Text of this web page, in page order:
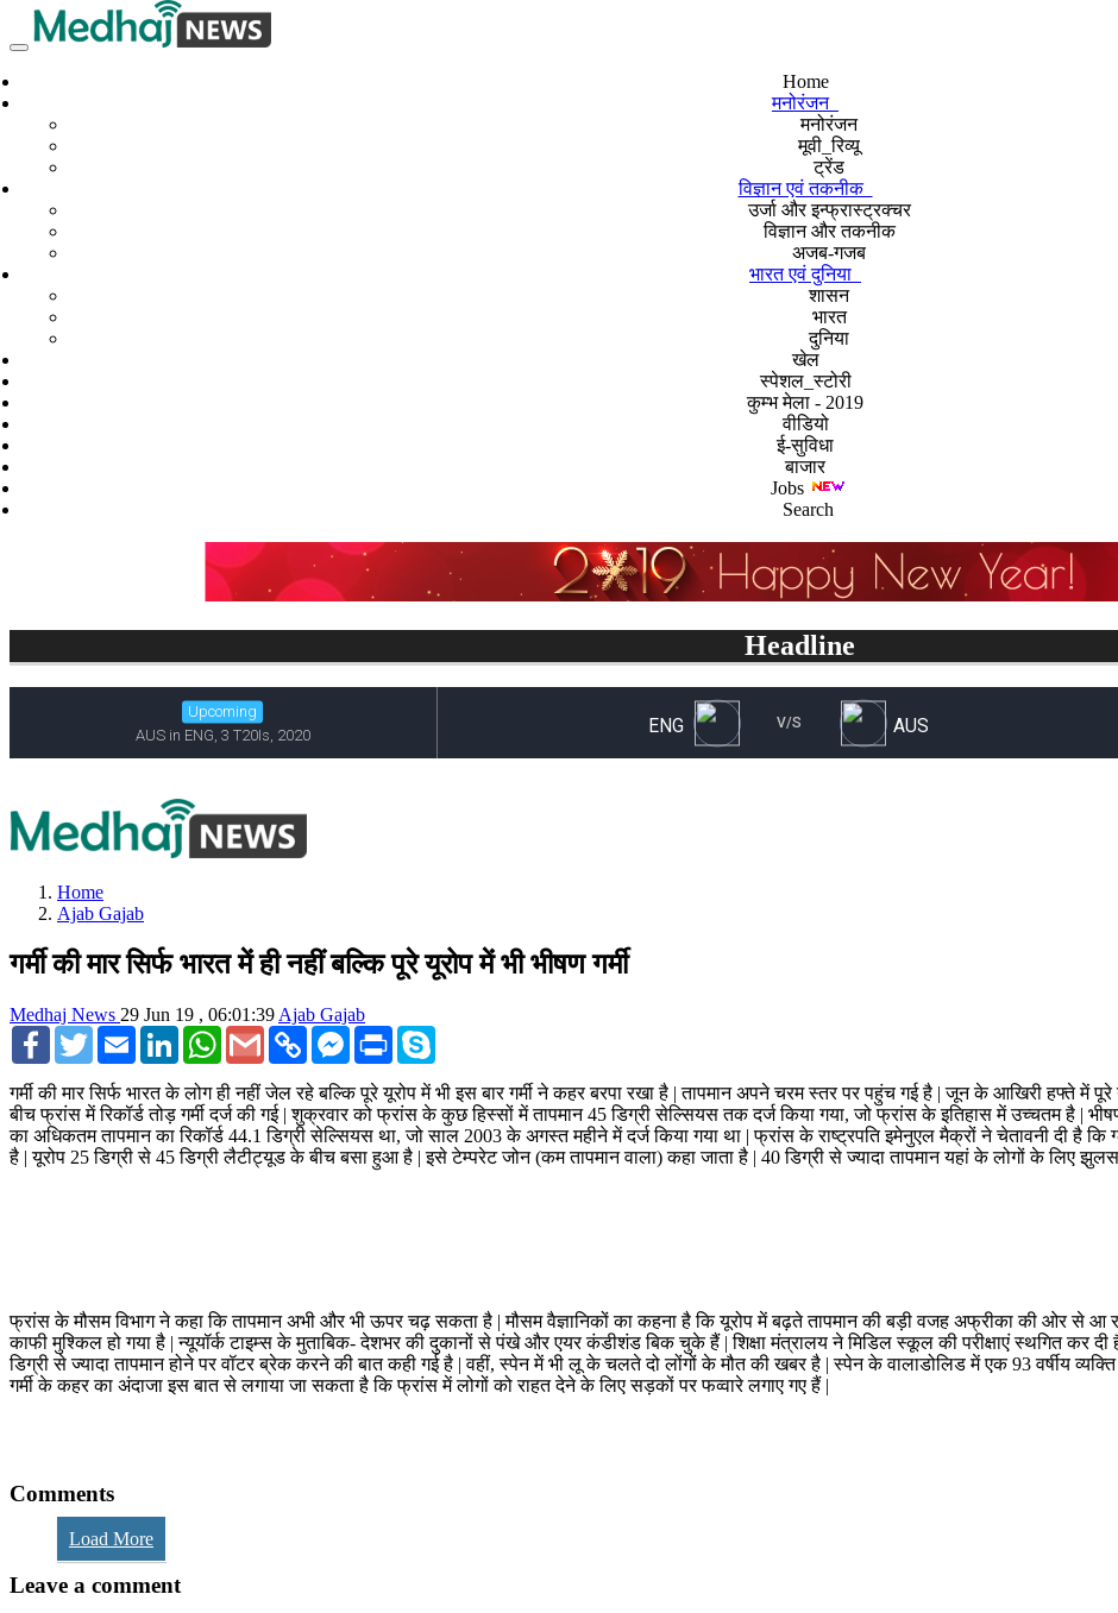
Home
मनोरंजन
मनोरंजन
मूवी_रिव्यू
ट्रेंड
विज्ञान एवं तकनीक
उर्जा और इन्फ्रास्ट्रक्चर
विज्ञान और तकनीक
अजब-गजब
भारत एवं दुनिया
शासन
भारत
दुनिया
खेल
स्पेशल_स्टोरी
कुम्भ मेला - 2019
वीडियो
ई-सुविधा
बाजार
Jobs
Search
Headline
Home
Ajab Gajab
गर्मी की मार सिर्फ भारत में ही नहीं बल्कि पूरे यूरोप में भी भीषण गर्मी
Medhaj News 29 Jun 19 , 06:01:39 Ajab Gajab
Facebook
TwitterEmail LinkedInWhatsApp
Gmail Copy
Link
Facebook
Messenger
Print
गर्मी की मार सिर्फ भारत के लोग ही नहीं जेल रहे बल्कि पूरे यूरोप में भी इस बार गर्मी ने कहर बरपा रखा है | तापमान अपने चरम स्तर पर पहुंच गई है | जून के आखिरी हफ्ते
बीच फ्रांस में रिकॉर्ड तोड़ गर्मी दर्ज की गई | शुक्रवार को फ्रांस के कुछ हिस्सों में तापमान 45 डिग्री सेल्सियस तक दर्ज किया गया, जो फ्रांस के इतिहास में उच्चतम है |
का अधिकतम तापमान का रिकॉर्ड 44.1 डिग्री सेल्सियस था, जो साल 2003 के अगस्त महीने में दर्ज किया गया था | फ्रांस के राष्ट्रपति इमेनुएल मैक्रों ने चेतावनी दी है कि
है | यूरोप 25 डिग्री से 45 डिग्री लैटीट्यूड के बीच बसा हुआ है | इसे टेम्परेट जोन (कम तापमान वाला) कहा जाता है | 40 डिग्री से ज्यादा तापमान यहां के लोगों के लिए
फ्रांस के मौसम विभाग ने कहा कि तापमान अभी और भी ऊपर चढ़ सकता है | मौसम वैज्ञानिकों का कहना है कि यूरोप में बढ़ते तापमान की बड़ी वजह अफ्रीका की ओर से आ
काफी मुश्किल हो गया है | न्यूयॉर्क टाइम्स के मुताबिक- देशभर की दुकानों से पंखे और एयर कंडीशंड बिक चुके हैं | शिक्षा मंत्रालय ने मिडिल स्कूल की परीक्षाएं स्थगित कर
डिग्री से ज्यादा तापमान होने पर वॉटर ब्रेक करने की बात कही गई है | वहीं, स्पेन में भी लू के चलते दो लोंगों के मौत की खबर है | स्पेन के वालाडोलिड में एक 93 वर्षीय
गर्मी के कहर का अंदाजा इस बात से लगाया जा सकता है कि फ्रांस में लोगों को राहत देने के लिए सड़कों पर फव्वारे लगाए गए हैं |
Comments
Load More
Leave a comment